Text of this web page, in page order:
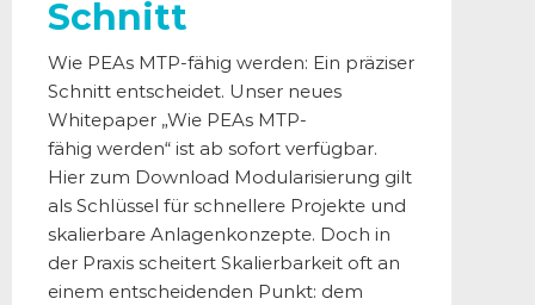
Schnitt
Wie PEAs MTP-fähig werden: Ein präziser
Schnitt entscheidet. Unser neues
Whitepaper „Wie PEAs MTP-
fähig werden“ ist ab sofort verfügbar.
Hier zum Download Modularisierung gilt
als Schlüssel für schnellere Projekte und
skalierbare Anlagenkonzepte. Doch in
der Praxis scheitert Skalierbarkeit oft an
einem entscheidenden Punkt: dem